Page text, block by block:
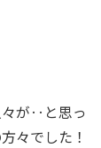
々が‥と思っ
々でした！